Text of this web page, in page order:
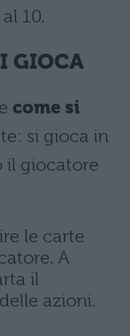
10.
GIOCA
come si
si gioca in
il giocatore
le carte
A
il
azioni.